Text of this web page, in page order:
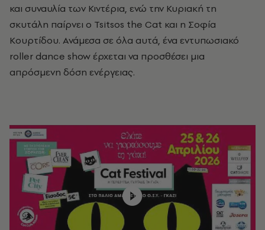
και συναυλία των Κιντέρια, ενώ την Κυριακή τη
σκυτάλη παίρνει ο Tsitsos the Cat και η Σοφία
Κουρτίδου. Ανάμεσα σε όλα αυτά, ένα εντυπωσιακό
roller dance show έρχεται να προσθέσει μια
απρόσμενη δόση ενέργειας.